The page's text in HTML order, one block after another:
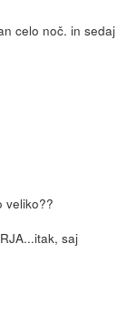
celo noč. in sedaj
veliko??
saj